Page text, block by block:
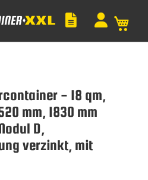
- 18 qm,
mm, 1830 mm
D,
verzinkt, mit